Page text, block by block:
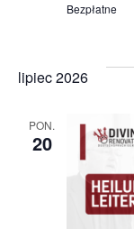
Bezpłatne
lipiec 2026
PON.
20